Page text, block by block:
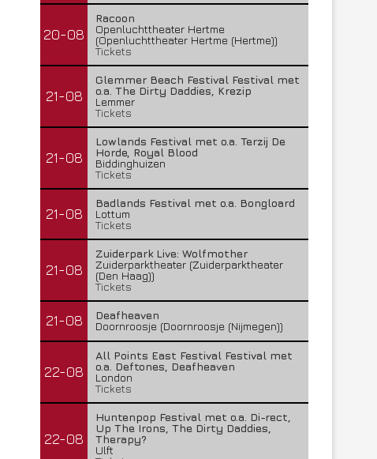
20-08
Racoon
Openluchttheater Hertme
(Openluchttheater Hertme (Hertme))
Tickets
21-08
Glemmer Beach Festival Festival met
o.a. The Dirty Daddies, Krezip
Lemmer
Tickets
21-08
Lowlands Festival met o.a. Terzij De
Horde, Royal Blood
Biddinghuizen
Tickets
21-08
Badlands Festival met o.a. Bongloard
Lottum
Tickets
21-08
Zuiderpark Live: Wolfmother
Zuiderparktheater (Zuiderparktheater
(Den Haag))
Tickets
21-08
Deafheaven
Doornroosje (Doornroosje (Nijmegen))
22-08
All Points East Festival Festival met
o.a. Deftones, Deafheaven
London
Tickets
22-08
Huntenpop Festival met o.a. Di-rect,
Up The Irons, The Dirty Daddies,
Therapy?
Ulft